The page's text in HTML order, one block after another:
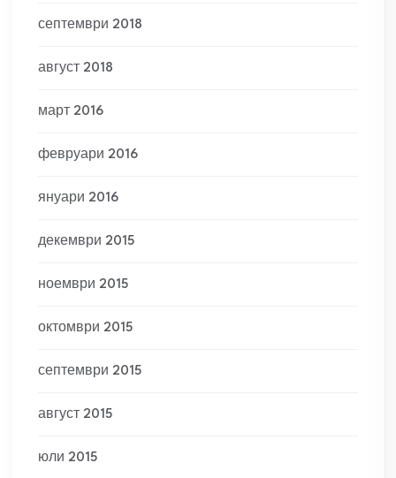
септември 2018
август 2018
март 2016
февруари 2016
януари 2016
декември 2015
ноември 2015
октомври 2015
септември 2015
август 2015
юли 2015